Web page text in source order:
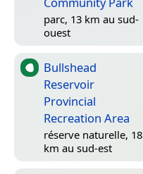
parc, 13 km au sud-
ouest
Bullshead
Reservoir
Provincial
Recreation Area
réserve naturelle, 18
km au sud-est